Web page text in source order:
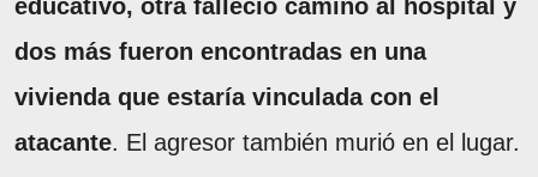
educativo, otra falleció camino al hospital y
dos más fueron encontradas en una
vivienda que estaría vinculada con el
atacante. El agresor también murió en el lugar.